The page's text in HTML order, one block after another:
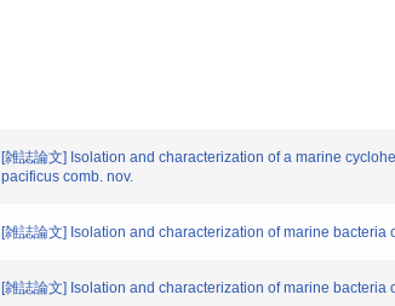
[雑誌論文] Isolation and characterization of a marine
pacificus comb. nov.
[雑誌論文] Isolation and characterization of marine
[雑誌論文] Isolation and characterization of marine